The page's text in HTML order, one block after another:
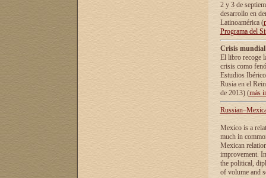
2 y 3 de
desarrollo en
Latinoamérica (
Programa del
Crisis
El libro recoge
crisis como
Estudios
Rusia en el
de 2013) (más
Mexico is a
much in
Mexican
improvement.
the political,
of volume and